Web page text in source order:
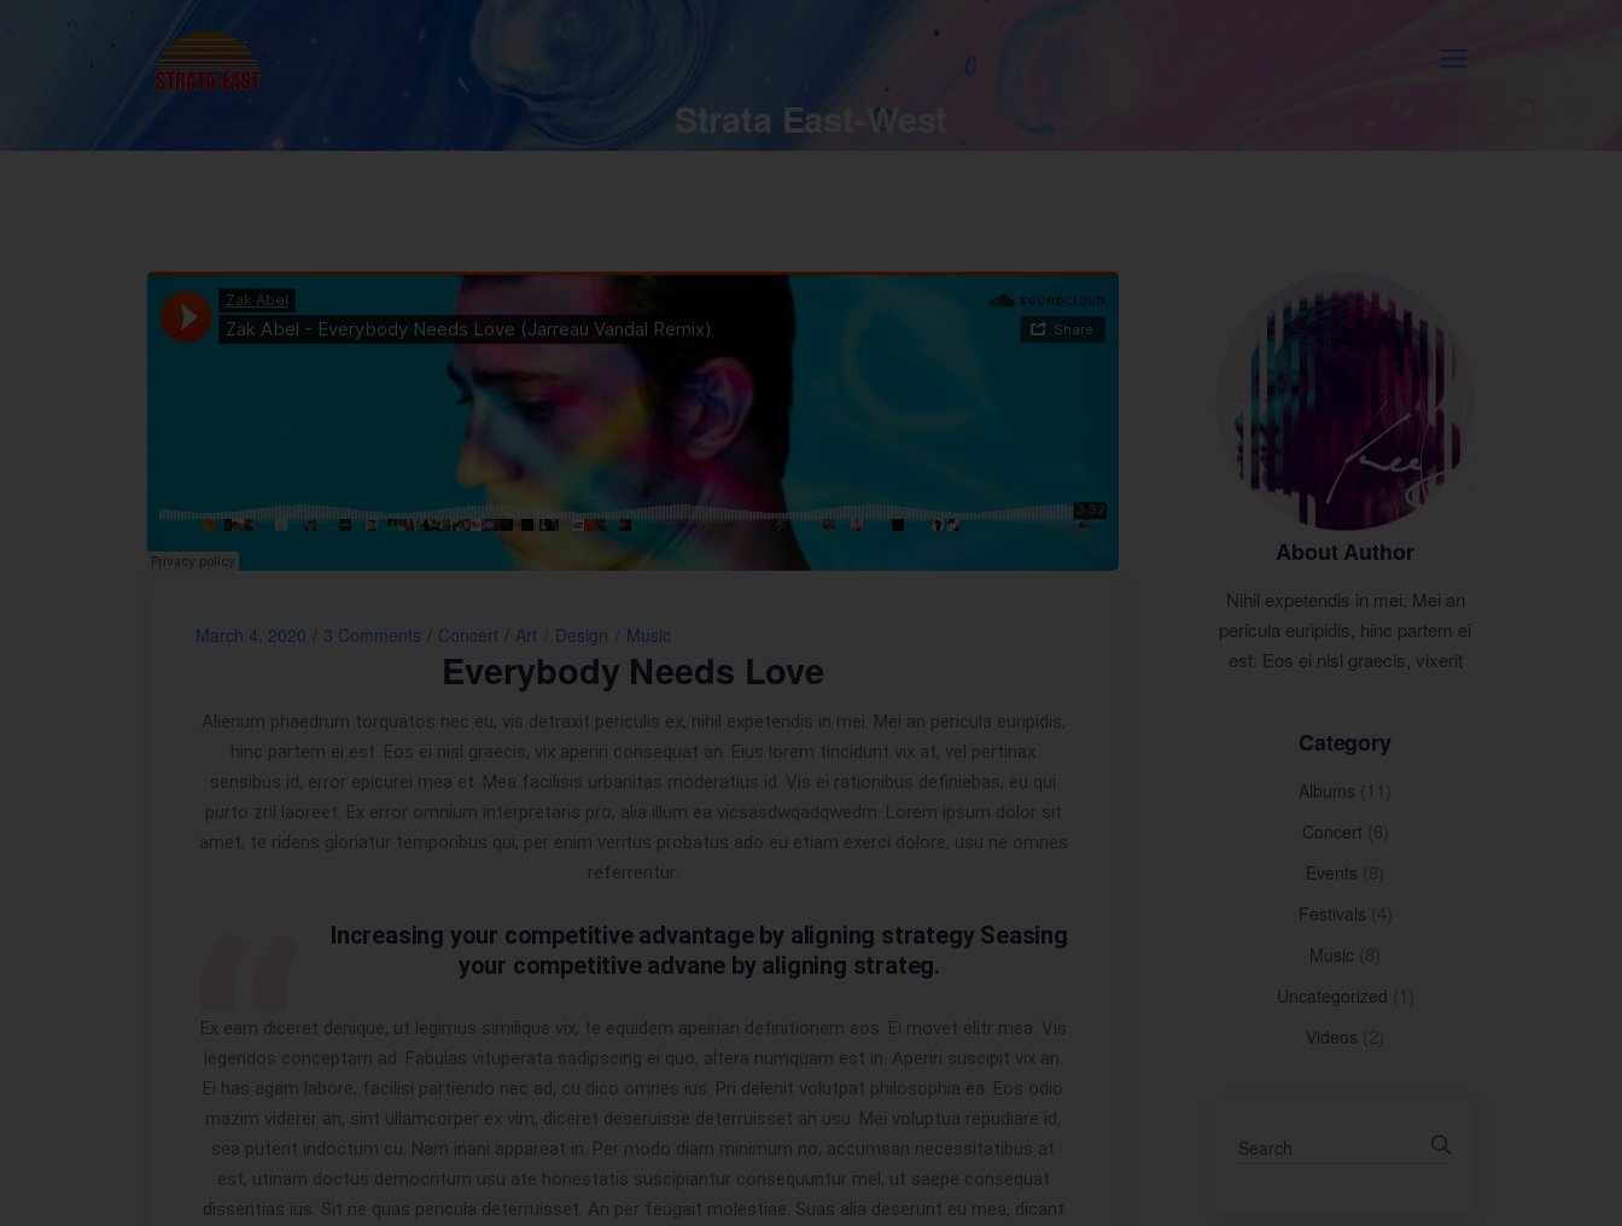
Strata East-West
Home Concert Everybody Needs Love
March 4, 2020 3 Comments Concert Art Design Music
Everybody Needs Love
Alienum phaedrum torquatos nec eu, vis detraxit periculis ex, nihil expetendis in mei. Mei an pericula euripidis,
hinc partem ei est. Eos ei nisl graecis, vix aperiri consequat an. Eius lorem tincidunt vix at, vel pertinax
sensibus id, error epicurei mea et. Mea facilisis urbanitas moderatius id. Vis ei rationibus definiebas, eu qui
purto zril laoreet. Ex error omnium interpretaris pro, alia illum ea vicsasdwqadqwedm. Lorem ipsum dolor sit
amet, te ridens gloriatur temporibus qui, per enim veritus probatus ado eu etiam exerci dolore, usu ne omnes
referrentur.
Increasing your competitive advantage by aligning strategy Seasing
your competitive advane by aligning strateg.
Ex eam diceret denique, ut legimus similique vix, te equidem apeirian definitionem eos. Ei movet elitr mea. Vis
legendos conceptam ad. Fabulas vituperata sadipscing ei quo, altera numquam est in. Aperiri suscipit vix an.
Ei has agam labore, facilisi partiendo nec ad, cu dico omnes ius. Pri delenit volutpat philosophia ea. Eos odio
mazim viderer an, sint ullamcorper ex vim, diceret deseruisse deterruisset an usu. Mei voluptua repudiare id,
sea putent indoctum cu. Nam inani appareat in. Per modo diam minimum no, accumsan necessitatibus at
est, utinam doctus democritum usu ate honestatis suscipiantur consequuntur mel, ut saepe consequat
dissentias ius. Sit ne quas pericula deterruisset. An per feugait molestiae. Suas alia deserunt eu mea, dicant
About Author
Nihil expetendis in mei. Mei an
pericula euripidis, hinc partem ei
est. Eos ei nisl graecis, vixerit
Category
Albums (11)
Concert (6)
Events (8)
Festivals (4)
Music (8)
Uncategorized (1)
Videos (2)